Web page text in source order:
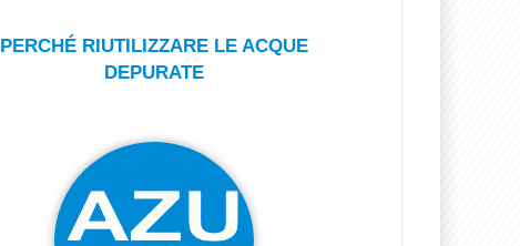
PERCHÉ RIUTILIZZARE LE ACQUE
DEPURATE